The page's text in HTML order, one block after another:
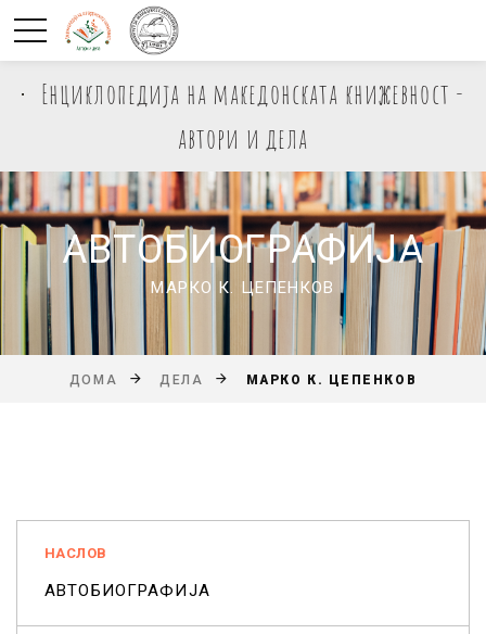
Енциклопедија на македонската книжевност -
автори и дела
АВТОБИОГРАФИЈА
МАРКО К. ЦЕПЕНКОВ
ДОМА ДЕЛА МАРКО К. ЦЕПЕНКОВ
НАСЛОВ
АВТОБИОГРАФИЈА